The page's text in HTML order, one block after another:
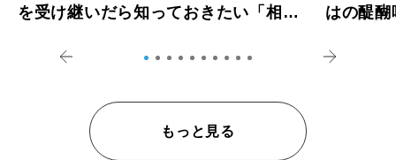
を受け継いだら知っておきたい「相続
はの醍
もっと見る